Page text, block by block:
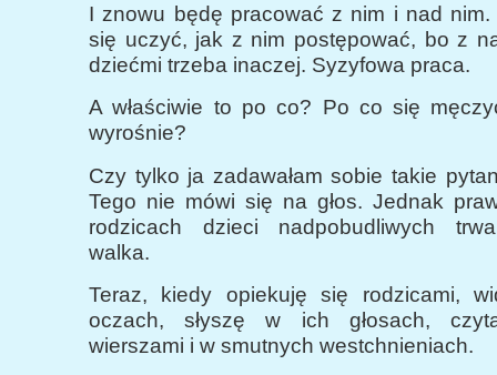
I znowu będę pracować z nim i nad
się uczyć, jak z nim postępować, bo z
dziećmi trzeba inaczej. Syzyfowa praca.
A właściwie to po co? Po co się
wyrośnie?
Czy tylko ja zadawałam sobie takie
Tego nie mówi się na głos. Jednak
rodzicach dzieci nadpobudliwych
walka.
Teraz, kiedy opiekuję się rodzicami,
oczach, słyszę w ich głosach,
wierszami i w smutnych westchnieniach.